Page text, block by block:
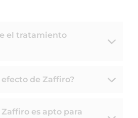
el tratamiento
de Zaffiro?
es apto para